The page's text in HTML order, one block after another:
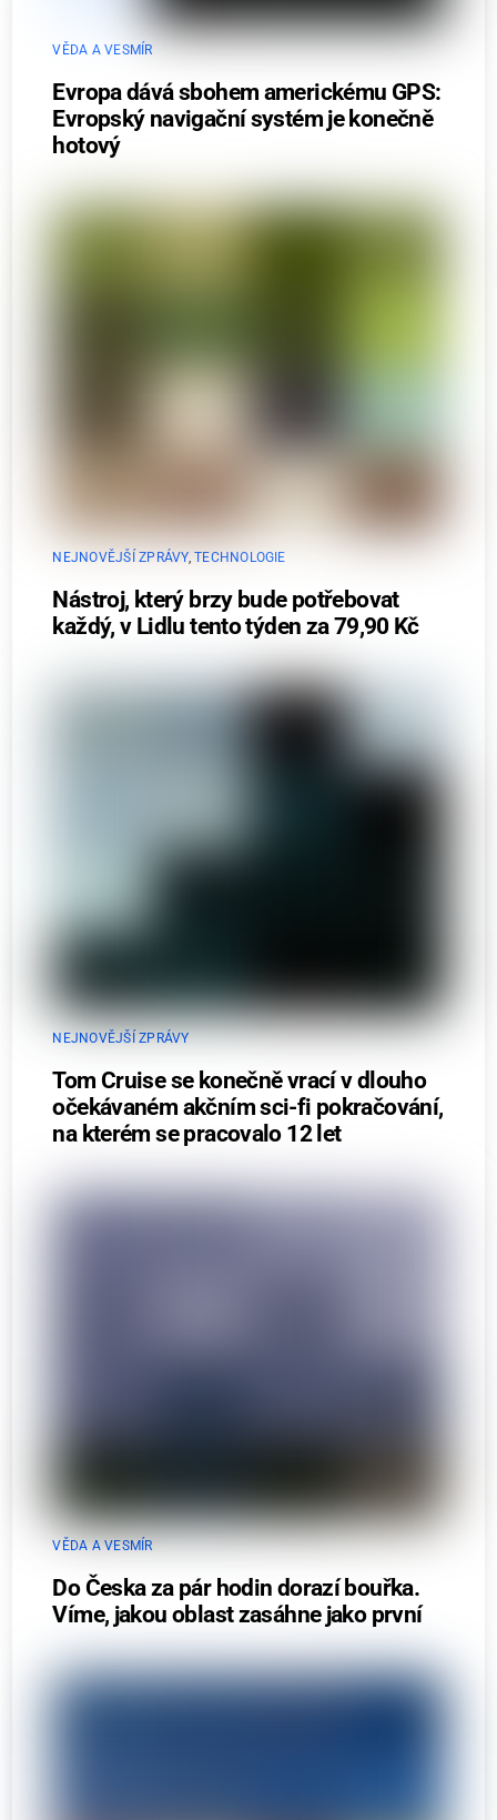
VĚDA A VESMÍR
Evropa dává sbohem americkému GPS:
Evropský navigační systém je konečně
hotový
NEJNOVĚJŠÍ ZPRÁVY,TECHNOLOGIE
Nástroj, který brzy bude potřebovat
každý, v Lidlu tento týden za 79,90 Kč
NEJNOVĚJŠÍ ZPRÁVY
Tom Cruise se konečně vrací v dlouho
očekávaném akčním sci-fi pokračování,
na kterém se pracovalo 12 let
VĚDA A VESMÍR
Do Česka za pár hodin dorazí bouřka.
Víme, jakou oblast zasáhne jako první